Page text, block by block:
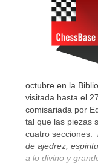
octubre en la
visitada hasta el
comisariada por
tal que las piezas
cuatro secciones:
de ajedrez,
a lo divino y